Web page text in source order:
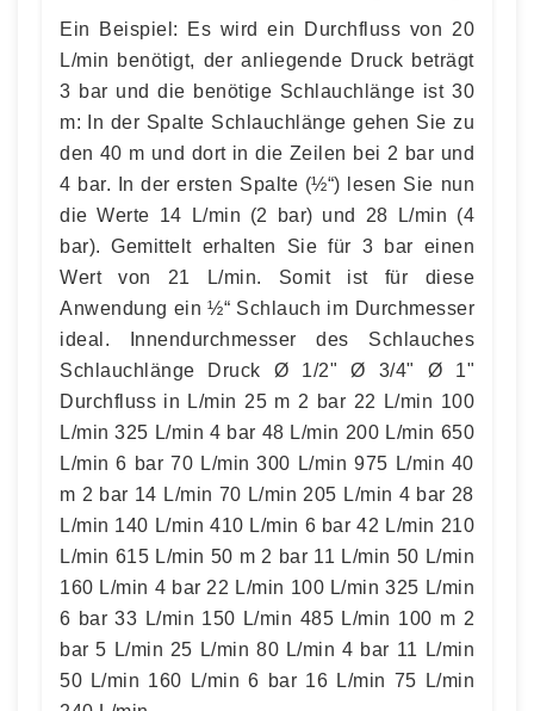
Ein Beispiel: Es wird ein Durchfluss von 20
L/min benötigt, der anliegende Druck beträgt
3 bar und die benötige Schlauchlänge ist 30
m: In der Spalte Schlauchlänge gehen Sie zu
den 40 m und dort in die Zeilen bei 2 bar und
4 bar. In der ersten Spalte (½“) lesen Sie nun
die Werte 14 L/min (2 bar) und 28 L/min (4
bar). Gemittelt erhalten Sie für 3 bar einen
Wert von 21 L/min. Somit ist für diese
Anwendung ein ½“ Schlauch im Durchmesser
ideal. Innendurchmesser des Schlauches
Schlauchlänge Druck Ø 1/2" Ø 3/4" Ø 1"
Durchfluss in L/min 25 m 2 bar 22 L/min 100
L/min 325 L/min 4 bar 48 L/min 200 L/min 650
L/min 6 bar 70 L/min 300 L/min 975 L/min 40
m 2 bar 14 L/min 70 L/min 205 L/min 4 bar 28
L/min 140 L/min 410 L/min 6 bar 42 L/min 210
L/min 615 L/min 50 m 2 bar 11 L/min 50 L/min
160 L/min 4 bar 22 L/min 100 L/min 325 L/min
6 bar 33 L/min 150 L/min 485 L/min 100 m 2
bar 5 L/min 25 L/min 80 L/min 4 bar 11 L/min
50 L/min 160 L/min 6 bar 16 L/min 75 L/min